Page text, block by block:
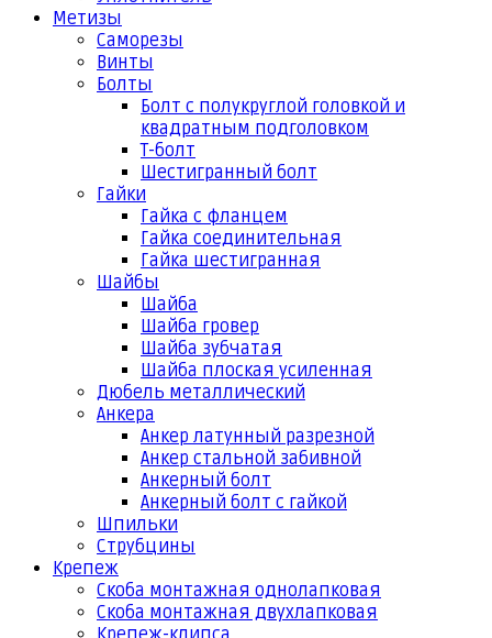
Метизы
Саморезы
Винты
Болты
Болт с полукруглой головкой и
квадратным подголовком
Т-болт
Шестигранный болт
Гайки
Гайка с фланцем
Гайка соединительная
Гайка шестигранная
Шайбы
Шайба
Шайба гровер
Шайба зубчатая
Шайба плоская усиленная
Дюбель металлический
Анкера
Анкер латунный разрезной
Анкер стальной забивной
Анкерный болт
Анкерный болт с гайкой
Шпильки
Струбцины
Крепеж
Скоба монтажная однолапковая
Скоба монтажная двухлапковая